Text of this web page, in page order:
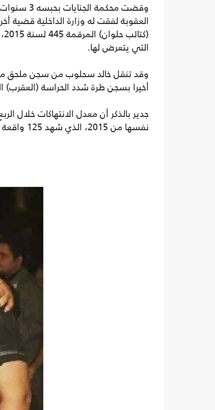
العقوبة لفقت له وزارة الداخلية
التي يتعرض لها.
وقد تنقل خالد سحلوب من سجن ملحق
أخيرا بسجن طرة شدد الحراسة (العقرب)
نفسها من 2015، الذي شهد 125 واقعة انتهاك بحسب مرصد "صحفيون ضد التعذيب".